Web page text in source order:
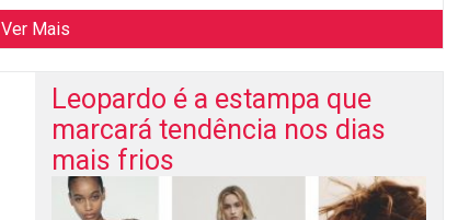
Ver Mais
Leopardo é a estampa que
marcará tendência nos dias
mais frios